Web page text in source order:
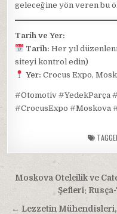
geleceğine yön veren bu
Tarih ve Yer:
Tarih: Her yıl
siteyi kontrol edin)
Yer: Crocus Expo,
#Otomotiv #YedekParça
#CrocusExpo #Moskova
Yazı
gezinmesi
Moskova Otelcilik ve
Şefleri:
← Lezzetin Mühendisleri,